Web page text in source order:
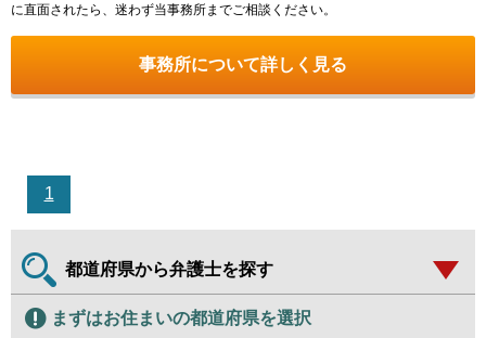
に直面されたら、迷わず当事務所までご相談ください。
事務所について詳しく見る
1
都道府県から弁護士を探す
まずはお住まいの都道府県を選択